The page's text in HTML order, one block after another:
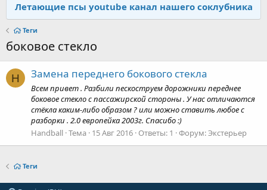
Летающие псы youtube канал нашего соклубника
Теги
боковое стекло
H Замена переднего бокового стекла
Всем привет . Разбили пескоструем дорожники переднее
боковое стекло с пассажирской стороны . У нас отличаются
стёкла каким-либо образом ? или можно ставить любое с
разборки . 2.0 европейка 2003г. Спасибо :)
Handball Тема 15 Авг 2016 Ответы: 1 Форум:Экстерьер
Теги